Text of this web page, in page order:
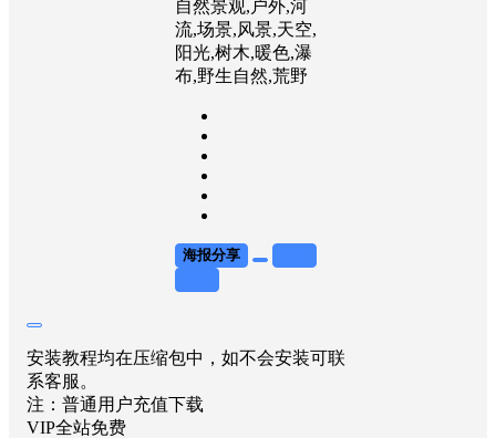
自然景观,户外,河
流,场景,风景,天空,
阳光,树木,暖色,瀑
布,野生自然,荒野
海报分享
安装教程均在压缩包中，如不会安装可联
系客服。
注：普通用户充值下载
VIP全站免费